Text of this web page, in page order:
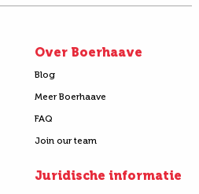
Over Boerhaave
Blog
Meer Boerhaave
FAQ
Join our team
Juridische informatie